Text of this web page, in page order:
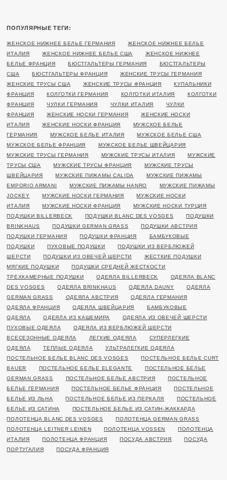
ПОПУЛЯРНЫЕ ТЕГИ:
ЖЕНСКОЕ НИЖНЕЕ БЕЛЬЕ ГЕРМАНИЯ
ЖЕНСКОЕ НИЖНЕЕ БЕЛЬЕ
ИТАЛИЯ
ЖЕНСКОЕ НИЖНЕЕ БЕЛЬЕ США
ЖЕНСКОЕ НИЖНЕЕ
БЕЛЬЕ ФРАНЦИЯ
БЮСТГАЛЬТЕРЫ ГЕРМАНИЯ
БЮСТГАЛЬТЕРЫ
США
БЮСТГАЛЬТЕРЫ ФРАНЦИЯ
ЖЕНСКИЕ ТРУСЫ ГЕРМАНИЯ
ЖЕНСКИЕ ТРУСЫ США
ЖЕНСКИЕ ТРУСЫ ФРАНЦИЯ
КУПАЛЬНИКИ
ФРАНЦИЯ
КОЛГОТКИ ГЕРМАНИЯ КОЛГОТКИ ИТАЛИЯ
КОЛГОТКИ
ФРАНЦИЯ
ЧУЛКИ ГЕРМАНИЯ ЧУЛКИ ИТАЛИЯ
ЧУЛКИ
ФРАНЦИЯ
ЖЕНСКИЕ НОСКИ ГЕРМАНИЯ
ЖЕНСКИЕ НОСКИ
ИТАЛИЯ
ЖЕНСКИЕ НОСКИ ФРАНЦИЯ
МУЖСКОЕ БЕЛЬЕ
ГЕРМАНИЯ
МУЖСКОЕ БЕЛЬЕ ИТАЛИЯ
МУЖСКОЕ БЕЛЬЕ США
МУЖСКОЕ БЕЛЬЕ ФРАНЦИЯ
МУЖСКОЕ БЕЛЬЕ ШВЕЙЦАРИЯ
МУЖСКИЕ ТРУСЫ ГЕРМАНИЯ
МУЖСКИЕ ТРУСЫ ИТАЛИЯ
МУЖСКИЕ
ТРУСЫ США
МУЖСКИЕ ТРУСЫ ФРАНЦИЯ
МУЖСКИЕ ТРУСЫ
ШВЕЙЦАРИЯ
МУЖСКИЕ ПИЖАМЫ CALIDA
МУЖСКИЕ ПИЖАМЫ
EMPORIO ARMANI
МУЖСКИЕ ПИЖАМЫ HANRO
МУЖСКИЕ ПИЖАМЫ
JOCKEY
МУЖСКИЕ НОСКИ ГЕРМАНИЯ
МУЖСКИЕ НОСКИ
ИТАЛИЯ
МУЖСКИЕ НОСКИ ФРАНЦИЯ
МУЖСКИЕ НОСКИ ТУРЦИЯ
ПОДУШКИ BILLERBECK
ПОДУШКИ BLANC DES VOSGES
ПОДУШКИ
BRINKHAUS
ПОДУШКИ GERMAN GRASS
ПОДУШКИ АВСТРИЯ
ПОДУШКИ ГЕРМАНИЯ
ПОДУШКИ ФРАНЦИЯ
БАМБУКОВЫЕ
ПОДУШКИ
ПУХОВЫЕ ПОДУШКИ
ПОДУШКИ ИЗ ВЕРБЛЮЖЕЙ
ШЕРСТИ
ПОДУШКИ ИЗ ОВЕЧЕЙ ШЕРСТИ
ЖЕСТКИЕ ПОДУШКИ
МЯГКИЕ ПОДУШКИ
ПОДУШКИ СРЕДНЕЙ ЖЕСТКОСТИ
ТРЕХКАМЕРНЫЕ ПОДУШКИ
ОДЕЯЛА BILLERBECK
ОДЕЯЛА BLANC
DES VOSGES
ОДЕЯЛА BRINKHAUS ОДЕЯЛА DAUNY
ОДЕЯЛА
GERMAN GRASS
ОДЕЯЛА АВСТРИЯ
ОДЕЯЛА ГЕРМАНИЯ
ОДЕЯЛА ФРАНЦИЯ
ОДЕЯЛА ШВЕЙЦАРИЯ
БАМБУКОВЫЕ
ОДЕЯЛА
ОДЕЯЛА ИЗ КАШЕМИРА
ОДЕЯЛА ИЗ ОВЕЧЕЙ ШЕРСТИ
ПУХОВЫЕ ОДЕЯЛА
ОДЕЯЛА ИЗ ВЕРБЛЮЖЕЙ ШЕРСТИ
ВСЕСЕЗОННЫЕ ОДЕЯЛА
ЛЕГКИЕ ОДЕЯЛА
СУПЕРЛЕГКИЕ
ОДЕЯЛА
ТЕПЛЫЕ ОДЕЯЛА
УЛЬТРАЛЕГКИЕ ОДЕЯЛА
ПОСТЕЛЬНОЕ БЕЛЬЕ BLANC DES VOSGES
ПОСТЕЛЬНОЕ БЕЛЬЕ CURT
BAUER
ПОСТЕЛЬНОЕ БЕЛЬЕ ELEGANTE
ПОСТЕЛЬНОЕ БЕЛЬЕ
GERMAN GRASS
ПОСТЕЛЬНОЕ БЕЛЬЕ АВСТРИЯ
ПОСТЕЛЬНОЕ
БЕЛЬЕ ГЕРМАНИЯ
ПОСТЕЛЬНОЕ БЕЛЬЕ ФРАНЦИЯ
ПОСТЕЛЬНОЕ
БЕЛЬЕ ИЗ ЛЬНА
ПОСТЕЛЬНОЕ БЕЛЬЕ ИЗ ПЕРКАЛЯ
ПОСТЕЛЬНОЕ
БЕЛЬЕ ИЗ САТИНА
ПОСТЕЛЬНОЕ БЕЛЬЕ ИЗ САТИН-ЖАККАРДА
ПОЛОТЕНЦА BLANC DES VOSGES
ПОЛОТЕНЦА GERMAN GRASS
ПОЛОТЕНЦА LEITNER LEINEN
ПОЛОТЕНЦА VOSSEN
ПОЛОТЕНЦА
ИТАЛИЯ
ПОЛОТЕНЦА ФРАНЦИЯ ПОСУДА АВСТРИЯ
ПОСУДА
ПОРТУГАЛИЯ
ПОСУДА ФРАНЦИЯ